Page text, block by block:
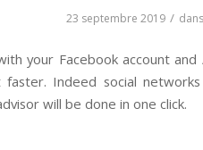
23 septembre 2019 / dans
your Facebook account
Indeed social
will be done in one click.